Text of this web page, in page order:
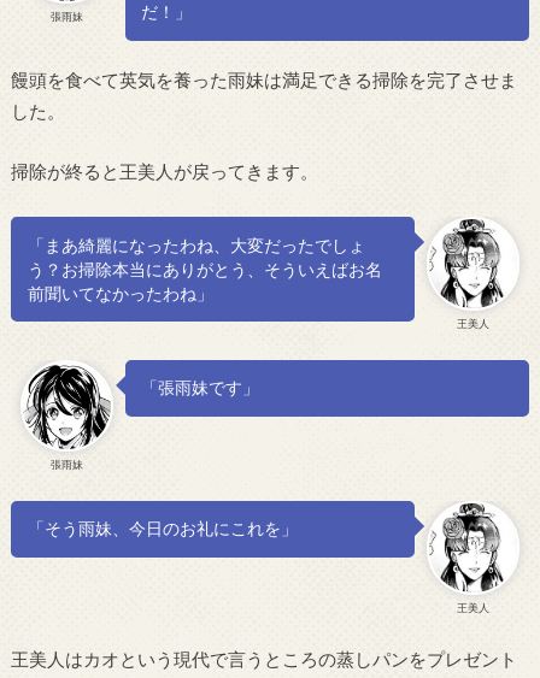
張雨妹
だ！」
饅頭を食べて英気を養った雨妹は満足できる掃除を完了させま
した。
掃除が終ると王美人が戻ってきます。
王美人
「まあ綺麗になったわね、大変だったでしょ
う？お掃除本当にありがとう、そういえばお名
前聞いてなかったわね」
張雨妹
「張雨妹です」
王美人
「そう雨妹、今日のお礼にこれを」
王美人はカオという現代で言うところの蒸しパンをプレゼント